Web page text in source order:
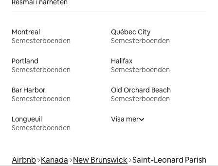
Resmål i närheten
Montreal
Semesterboenden
Québec City
Semesterboenden
Portland
Semesterboenden
Halifax
Semesterboenden
Bar Harbor
Semesterboenden
Old Orchard Beach
Semesterboenden
Longueuil
Semesterboenden
Visa mer
Airbnb Kanada New Brunswick Saint-Leonard Parish